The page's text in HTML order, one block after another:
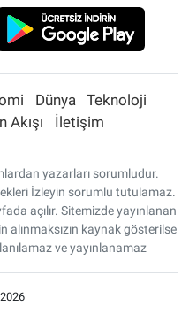
Dünya
Teknoloji
Akışı İletişim
yazarları sorumludur.
İzleyin sorumlu tutulamaz.
açılır. Sitemizde yayınlanan
alınmaksızın kaynak gösterilse
ve yayınlanamaz